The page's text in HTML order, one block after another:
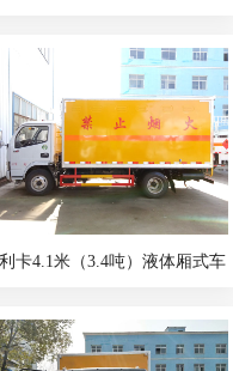
卡4.1米（3.4吨）液体厢式车